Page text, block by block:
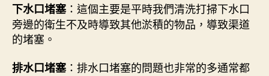
下水口堵塞：這個主要是平時我們清洗打掃下水口
旁邊的衛生不及時導致其他淤積的物品，導致渠道
的堵塞。
排水口堵塞：排水口堵塞的問題也非常的多通常都